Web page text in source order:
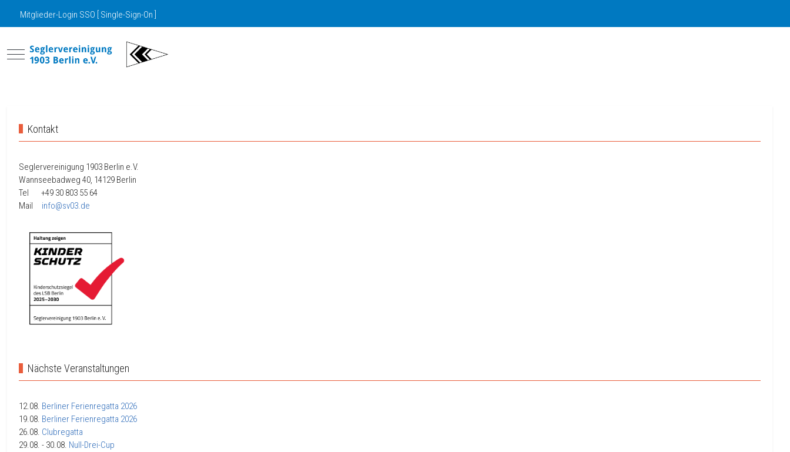
Mitglieder-Login SSO [ Single-Sign-On ]
Mobile Menu Toggle
Kontakt
Seglervereinigung 1903 Berlin e.V.
Wannseebadweg 40, 14129 Berlin
Tel +49 30 803 55 64
Mail info@sv03.de
Nächste Veranstaltungen
12.08. Berliner Ferienregatta 2026
19.08. Berliner Ferienregatta 2026
26.08. Clubregatta
29.08. - 30.08. Null-Drei-Cup